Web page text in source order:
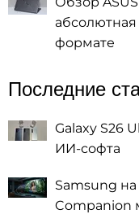
формате
Последние
Galaxy S26
ИИ-софта
Samsung на
Companion